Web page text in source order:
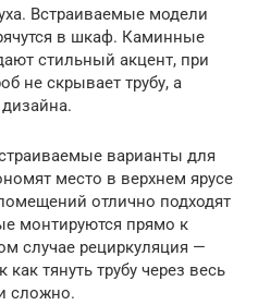
Встраиваемые модели
в шкаф. Каминные
стильный акцент, при
не скрывает трубу, а
варианты для
место в верхнем ярусе
отлично подходят
монтируются прямо к
случае рециркуляция —
тянуть трубу через весь
сложно.